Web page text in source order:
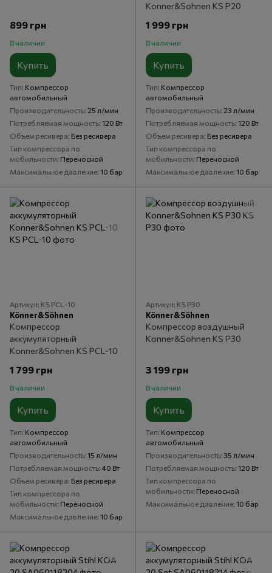
899 грн
В наличии
Купить
Тип Компрессор
автомобильный
Производительность 25 л/мин
Потребляемая мощность 120 Вт
Объем ресивера Без ресивера
Тип компрессора по
мобильности Переносной
Максимальное давление 10 бар
Konner&Sohnen KS P20
1 999 грн
В наличии
Купить
Тип Компрессор
автомобильный
Производительность 23 л/мин
Потребляемая мощность 120 Вт
Объем ресивера Без ресивера
Тип компрессора по
мобильности Переносной
Максимальное давление 10 бар
Артикул: KS PCL-10
Könner&Söhnen
Компрессор
аккумуляторный
Konner&Sohnen KS PCL-10
1 799 грн
В наличии
Купить
Тип Компрессор
автомобильный
Производительность 15 л/мин
Потребляемая мощность 40 Вт
Объем ресивера Без ресивера
Тип компрессора по
мобильности Переносной
Максимальное давление 10 бар
Артикул: KS P30
Könner&Söhnen
Компрессор воздушный
Konner&Sohnen KS P30
3 199 грн
В наличии
Купить
Тип Компрессор
автомобильный
Производительность 35 л/мин
Потребляемая мощность 120 Вт
Тип компрессора по
мобильности Переносной
Максимальное давление 10 бар